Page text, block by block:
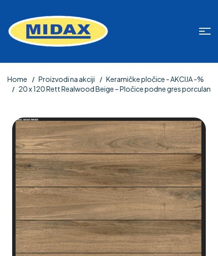
Home Proizvodi na akciji
Keramičke pločice - AKCIJA -%
20 x 120 Rett Realwood Beige – Pločice podne gres porculan